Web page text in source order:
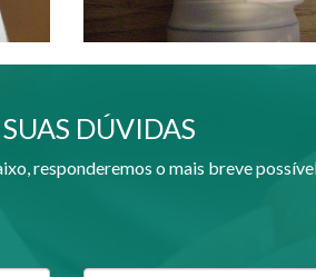
DÚVIDAS
responderemos o mais breve